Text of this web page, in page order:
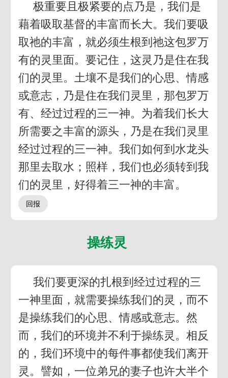
极重要且极紧要的点乃是，我们是
藉着吸取基督的丰富而长大。我们要吸
取祂的丰富，就必须生根到祂这包罗万
有的灵里面。要记住，这灵乃是住在我
们的灵里。土壤不是我们的心思、情感
或意志，乃是住在我们灵里，那包罗万
有、经过过程的三一神。为着我们长大
所需要之丰富的源头，乃是在我们灵里
经过过程的三一神。我们如何到水龙头
那里去取水；照样，我们也必须转到我
们的灵里，好得着三一神的丰富。
操练灵
我们要更深的扎根到经过过程的三
一神里面，就需要操练我们的灵，而不
是操练我们的心思、情感或意志。然
而，我们的环境并不利于操练灵。相反
的，我们环境中的每件事都使我们离开
灵。譬如，一位弟兄的妻子也许大半个